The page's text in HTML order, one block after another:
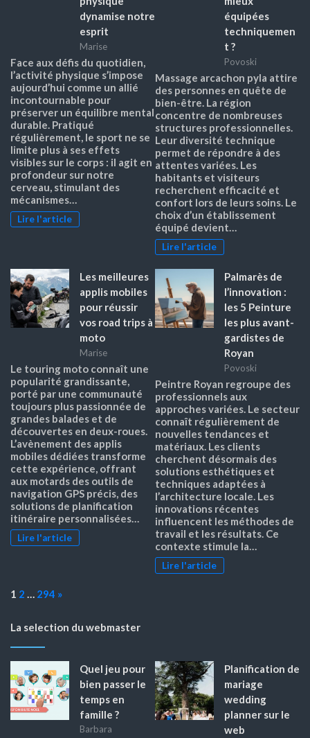
dynamise notre
esprit
Marise
Face aux défis du quotidien,
l’activité physique s’impose
aujourd’hui comme un allié
incontournable pour
préserver un équilibre mental
durable. Pratiqué
régulièrement, le sport ne se
limite plus à ses effets
visibles sur le corps : il agit en
profondeur sur notre
cerveau, stimulant des
mécanismes…
Lire l'article
équipées
techniquemen
t ?
Povoski
Massage arcachon pyla attire
des personnes en quête de
bien-être. La région
concentre de nombreuses
structures professionnelles.
Leur diversité technique
permet de répondre à des
attentes variées. Les
habitants et visiteurs
recherchent efficacité et
confort lors de leurs soins. Le
choix d’un établissement
équipé devient…
Lire l'article
Les meilleures
applis mobiles
pour réussir
vos road trips à
moto
Marise
Le touring moto connaît une
popularité grandissante,
porté par une communauté
toujours plus passionnée de
grandes balades et de
découvertes en deux-roues.
L’avènement des applis
mobiles dédiées transforme
cette expérience, offrant
aux motards des outils de
navigation GPS précis, des
solutions de planification
itinéraire personnalisées…
Lire l'article
Palmarès de
l’innovation :
les 5 Peinture
les plus avant-
gardistes de
Royan
Povoski
Peintre Royan regroupe des
professionnels aux
approches variées. Le secteur
connaît régulièrement de
nouvelles tendances et
matériaux. Les clients
cherchent désormais des
solutions esthétiques et
techniques adaptées à
l’architecture locale. Les
innovations récentes
influencent les méthodes de
travail et les résultats. Ce
contexte stimule la…
Lire l'article
Page:
1 2 294 Next
»
La selection du webmaster
Quel jeu pour
bien passer le
temps en
famille ?
Barbara
Planification de
mariage
wedding
planner sur le
web